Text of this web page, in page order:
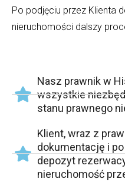
Po podjęciu przez Klienta
nieruchomości dalszy
Nasz prawnik w
wszystkie
stanu prawnego
Klient, wraz z
dokumentację i
depozyt
nieruchomość